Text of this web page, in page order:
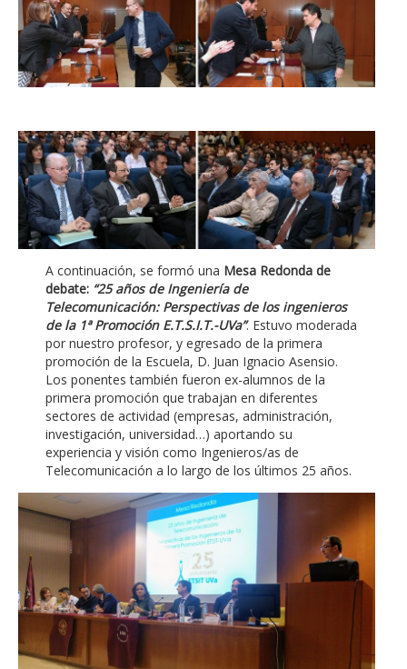
A continuación, se formó una Mesa Redonda de
debate: “25 años de Ingeniería de
Telecomunicación: Perspectivas de los ingenieros
de la 1ª Promoción E.T.S.I.T.-UVa”. Estuvo moderada
por nuestro profesor, y egresado de la primera
promoción de la Escuela, D. Juan Ignacio Asensio.
Los ponentes también fueron ex-alumnos de la
primera promoción que trabajan en diferentes
sectores de actividad (empresas, administración,
investigación, universidad…) aportando su
experiencia y visión como Ingenieros/as de
Telecomunicación a lo largo de los últimos 25 años.